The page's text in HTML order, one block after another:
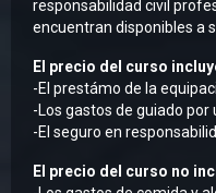
responsabilidad civil
encuentran disponibles a
El precio del curso
-El prestámo de la
-Los gastos de guiado
-El seguro en
El precio del curso no